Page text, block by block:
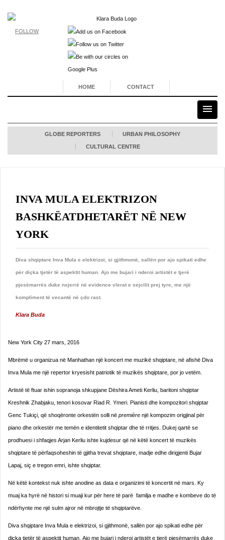
FOLLOW
HOME CONTACT
GLOBE REPORTERS URBAN PHILOSOPHY
CULTURAL CENTRE
INVA MULA ELEKTRIZON
BASHKËATDHETARËT NË NEW
YORK
Diva shqiptare Inva Mula e elektrizoi, si gjithmonë, sallën por ajo spikati edhe
për diçka tjetër të aspektit human. Ajo me bujari i nderoi artistët e tjerë
pjesëmarrës duke nxjerrë në evidence vlerat e sejcilit prej tyre, me një
kompliment të vecantë në çdo rast.
Klara Buda
New York City 27 mars, 2016
Mbrëmë u organizua në Manhathan një koncert me muzikë shqiptare, në afishë Diva
Inva Mula me një repertor kryesisht patriotik të muzikës shqiptare, por jo vetëm.
Artistë të ftuar ishin sopranoja shkupjane Dëshira Ameti Kerliu, baritoni shqiptar
Kreshnik Zhabjaku, tenori kosovar Riad R. Ymeri. Pianisti dhe kompozitori shqiptar
Genc Tukiçi, që shoqëronte orkestën solli në première një kompozim origjinal për
piano dhe orkestër me temën e identitetit shqiptar dhe të rritjes. Dukej qartë se
prodhuesi i shfaqjes Arjan Kerliu ishte kujdesur që në këtë koncert të muzikës
shqiptare të përfaqsoheshin të gjitha trevat shqiptare, madje edhe dirigjenti Bujar
Lapaj, siç e tregon emri, ishte shqiptar.
Në këtë kontekst nuk ishte anodine as data e organizimi të koncertit në mars. Ky
muaj ka hyrë në histori si muaji kur për here të parë familja e madhe e kombeve do të
ndërhynte me një sulm ajror në mbrojtje të shqiptarëve.
Diva shqiptare Inva Mula e elektrizoi, si gjithmonë, sallën por ajo spikati edhe për
diçka tjetër të aspektit human. Ajo me bujari i nderoi artistët e tjerë pjesëmarrës duke